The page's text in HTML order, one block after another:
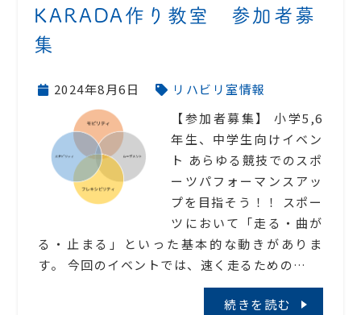
KARADA作り教室 参加者募
集
2024年8月6日
リハビリ室情報
【参加者募集】 小学5,6
年生、中学生向けイベン
ト あらゆる競技でのスポ
ーツパフォーマンスアッ
プを目指そう！！ スポー
ツにおいて「走る・曲が
る・止まる」といった基本的な動きがありま
す。 今回のイベントでは、速く走るための…
続きを読む